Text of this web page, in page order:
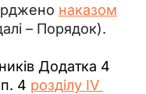
наказом
– Порядок).
Додатка 4
4 розділу IV